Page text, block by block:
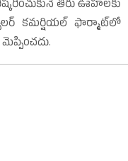
తీరు ఊహలకు
కమర్షియల్‌ ఫార్మాట్‌లో